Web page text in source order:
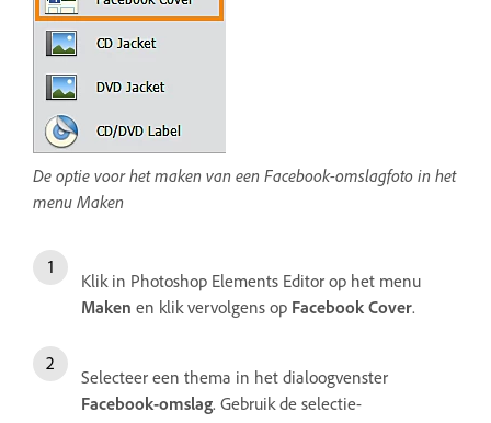
De optie voor het maken van een Facebook-omslagfoto in het
menu Maken
Klik in Photoshop Elements Editor op het menu
Maken en klik vervolgens op Facebook Cover.
Selecteer een thema in het dialoogvenster
Facebook-omslag. Gebruik de selectie-